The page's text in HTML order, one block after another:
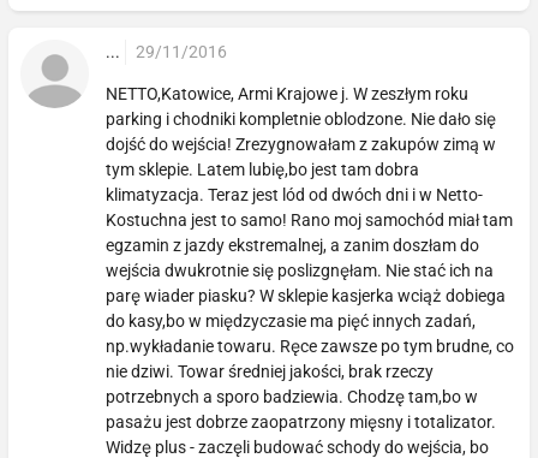
... 29/11/2016
NETTO,Katowice, Armi Krajowe j. W zeszłym roku
parking i chodniki kompletnie oblodzone. Nie dało się
dojść do wejścia! Zrezygnowałam z zakupów zimą w
tym sklepie. Latem lubię,bo jest tam dobra
klimatyzacja. Teraz jest lód od dwóch dni i w Netto-
Kostuchna jest to samo! Rano moj samochód miał tam
egzamin z jazdy ekstremalnej, a zanim doszłam do
wejścia dwukrotnie się poslizgnęłam. Nie stać ich na
parę wiader piasku? W sklepie kasjerka wciąż dobiega
do kasy,bo w międzyczasie ma pięć innych zadań,
np.wykładanie towaru. Ręce zawsze po tym brudne, co
nie dziwi. Towar średniej jakości, brak rzeczy
potrzebnych a sporo badziewia. Chodzę tam,bo w
pasażu jest dobrze zaopatrzony mięsny i totalizator.
Widzę plus - zaczęli budować schody do wejścia, bo